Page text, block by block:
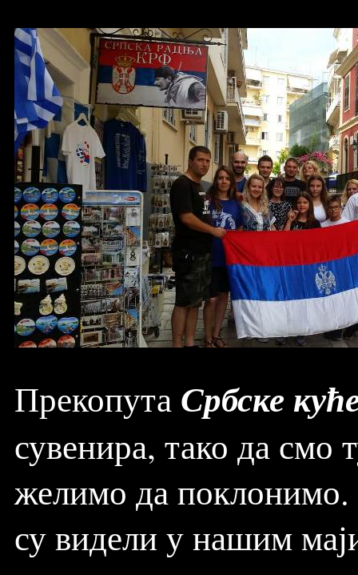
Прекопута Србске
сувенира, тако да смо
желимо да поклонимо.
су видели у нашим